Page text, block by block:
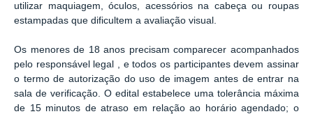
utilizar maquiagem, óculos, acessórios na cabeça ou roupas
estampadas que dificultem a avaliação visual .
Os menores de 18 anos precisam comparecer acompanhados
pelo responsável legal
, e todos os participantes devem assinar
o termo de autorização do uso de imagem antes de entrar na
sala de verificação O edital estabelece uma tolerância máxima
de 15 minutos de atraso em relação ao horário agendado; o